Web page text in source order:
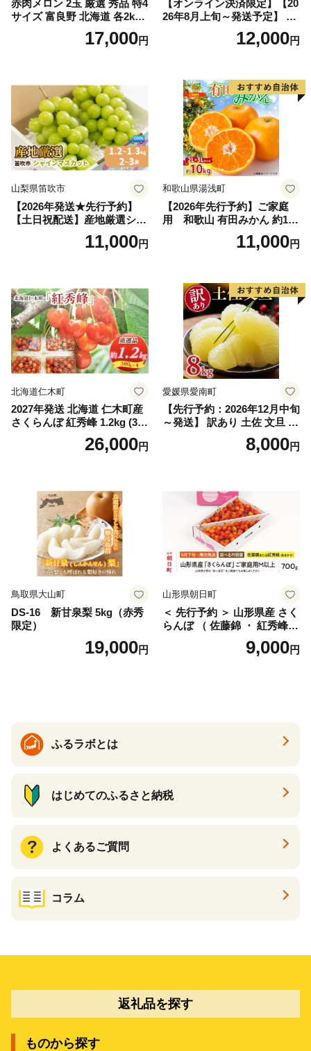
赤肉メロン 2玉 厳選 秀品 特4
サイズ 富良野 北海道 各2kg
～2.6kg 2玉 セット ファーム
富良野 メロン めろん 果物 く
17,000円
【オンライン決済限定】【20
26年8月上旬～発送予定】 先
行予約 「浅間水蜜桃プレミ
アム」 もも あかつき 秀品 約
果肉 長野県産 小諸市
12,000円
山梨県笛吹市
【2026年発送★先行予約】
【土日祝配送】産地厳選シャ
インマスカット1.2kg～1.3kg
（2房～3房）※沖縄・離島配
笛吹市 山梨県 フルーツ 果物
ぶどう 葡萄 大粒 シャインマ
スカット おすすめ シャイン
マスカット 贈答 ギフト 産地
笛吹市 シャインマスカット
笛吹 葡萄 国産 ぶどう 人気
国産 1.2kg 先行｜
11,000円
和歌山県湯浅町
【2026年先行予約】ご家庭
用 和歌山 有田みかん 約10k
g (2L、3Lサイズ)【湯浅町】
11,000円
北海道仁木町
2027年発送 北海道 仁木町産
さくらんぼ 紅秀峰 1.2kg (300
g×4パック) Lサイズ以上 旬
桜桃 産地直送 サクランボ チ
26,000円
愛媛県愛南町
【先行予約：2026年12月中旬
～発送】 訳あり 土佐 文旦 8k
g (Mサイズ以上サイズミック
ス) 8000円 わけあり ぶんた
産 農家直送 期間限定 特産品
サイズミックス くらもとフ
ァーム 愛南町 愛媛県
8,000円
鳥取県大山町
DS-16 新甘泉梨 5kg（赤秀
限定）
19,000円
山形県朝日町
＜ 先行予約 ＞ 山形県産 さく
らんぼ （ 佐藤錦 ・ 紅秀峰
） ご家庭用 M以上 700g 【20
26年6月下旬から7月上旬発
9,000円
ふるラボとは
はじめてのふるさと納税
よくあるご質問
コラム
返礼品を探す
ものから探す